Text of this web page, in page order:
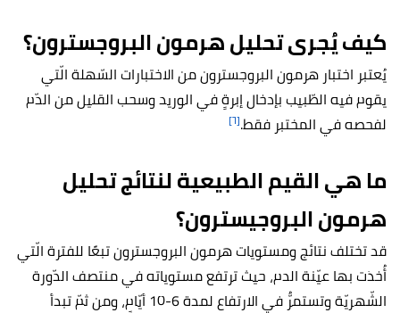
كيف يُجرى تحليل هرمون البروجسترون؟
يُعتبر اختبار هرمون البروجسترون من الاختبارات السّهلة الّتي
يقوم فيه الطّبيب بإدخال إبرةٍ في الوريد وسحب القليل من الدّم
لفحصه في المختبر فقط.[٦]
ما هي القيم الطبيعية لنتائج تحليل
هرمون البروجيسترون؟
قد تختلف نتائج ومستويات هرمون البروجسترون تبعًا للفترة الّتي
أُخذت بها عيّنة الدم، حيث ترتفع مستوياته في منتصف الدّورة
الشّهريّة وتستمرُّ في الارتفاع لمدة 6-10 أيّامٍ، ومن ثمّ تبدأ